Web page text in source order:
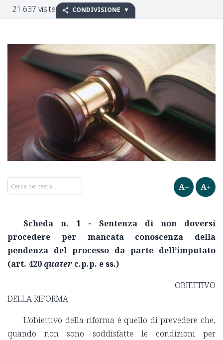
21.637 visite CONDIVISIONE
A– A+
Scheda n. 1 - Sentenza di non doversi
procedere per mancata conoscenza della
pendenza del processo da parte dell’imputato
(art. 420quater c.p.p. e ss.)
OBIETTIVO
DELLA RIFORMA
L’obiettivo della riforma è quello di prevedere che,
quando non sono soddisfatte le condizioni per